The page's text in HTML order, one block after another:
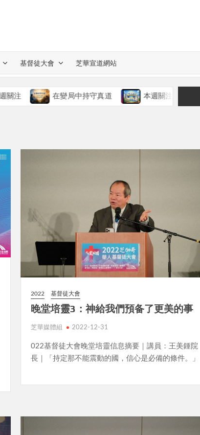
基督徒大會 芝華宣道網站
在變局中持守真道 本週關注 慈愛的神
2022 基督徒大會
晚堂培靈3：神給我們預备了更美的事
芝華媒體組 2022-12-31
022基督徒大會晚堂培靈信息摘要｜講員：王美鍾院
長｜「持定那不能震動的國，信心是必備的條件。」